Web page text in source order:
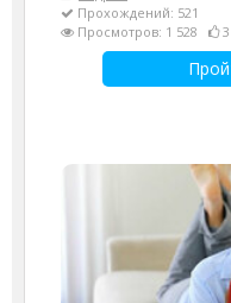
Прохождений: 521
Просмотров: 1 528
3